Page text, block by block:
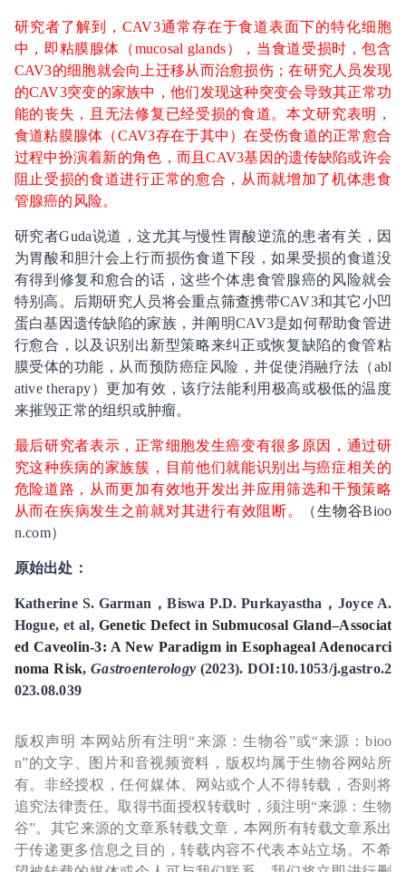
研究者了解到，CAV3通常存在于食道表面下的特化细胞
中，即粘膜腺体（mucosal glands），当食道受损时，包含
CAV3的细胞就会向上迁移从而治愈损伤；在研究人员发现
的CAV3突变的家族中，他们发现这种突变会导致其正常功
能的丧失，且无法修复已经受损的食道。本文研究表明，
食道粘膜腺体（CAV3存在于其中）在受伤食道的正常愈合
过程中扮演着新的角色，而且CAV3基因的遗传缺陷或许会
阻止受损的食道进行正常的愈合，从而就增加了机体患食
管腺癌的风险。
研究者Guda说道，这尤其与慢性胃酸逆流的患者有关，因
为胃酸和胆汁会上行而损伤食道下段，如果受损的食道没
有得到修复和愈合的话，这些个体患食管腺癌的风险就会
特别高。后期研究人员将会重点筛查携带CAV3和其它小凹
蛋白基因遗传缺陷的家族，并阐明CAV3是如何帮助食管进
行愈合，以及识别出新型策略来纠正或恢复缺陷的食管粘
膜受体的功能，从而预防癌症风险，并促使消融疗法（abl
ative therapy）更加有效，该疗法能利用极高或极低的温度
来摧毁正常的组织或肿瘤。
最后研究者表示，正常细胞发生癌变有很多原因，通过研
究这种疾病的家族簇，目前他们就能识别出与癌症相关的
危险道路，从而更加有效地开发出并应用筛选和干预策略
从而在疾病发生之前就对其进行有效阻断。
（生物谷Bioo
n.com）
原始出处：
Katherine S. Garman，Biswa P.D. Purkayastha，Joyce A.
Hogue, et al, Genetic Defect in Submucosal Gland–Associat
ed Caveolin-3: A New Paradigm in Esophageal Adenocarci
noma Risk,Gastroenterology (2023). DOI:10.1053/j.gastro.2
023.08.039
版权声明 本网站所有注明“来源：生物谷”或“来源：bioo
n”的文字、图片和音视频资料，版权均属于生物谷网站所
有。非经授权，任何媒体、网站或个人不得转载，否则将
追究法律责任。取得书面授权转载时，须注明“来源：生物
谷”。其它来源的文章系转载文章，本网所有转载文章系出
于传递更多信息之目的，转载内容不代表本站立场。不希